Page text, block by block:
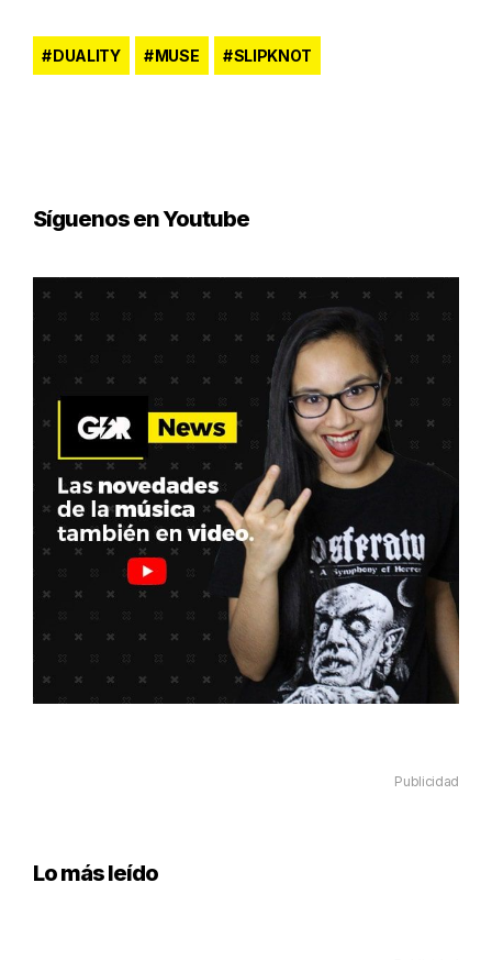
DUALITY MUSE SLIPKNOT
Síguenos en Youtube
Publicidad
Lo más leído